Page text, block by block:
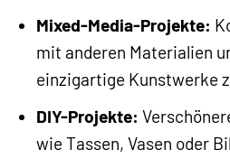
Mixed-Media-Projekte:
mit anderen Materialien
einzigartige Kunstwerke
DIY-Projekte:
wie Tassen, Vasen oder